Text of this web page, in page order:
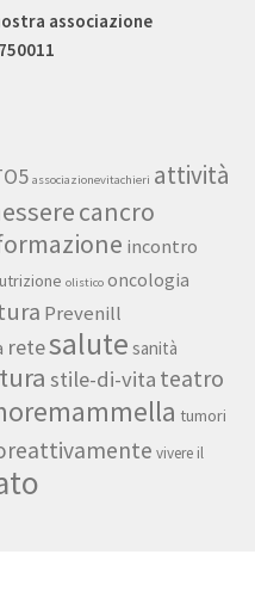
associazione
associazionevitachieri attività
cancro
incontro
olistico oncologia
Prevenill
retesalute sanità
stile-di-vita teatro
tumori
vivere il